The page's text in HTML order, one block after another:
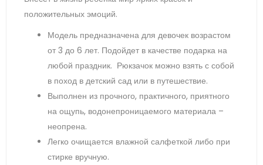
положительных эмоций.
Модель предназначена для девочек возрастом
от 3 до 6 лет. Подойдет в качестве подарка на
любой праздник. Рюкзачок можно взять с собой
в поход в детский сад или в путешествие.
Выполнен из прочного, практичного, приятного
на ощупь, водонепроницаемого материала –
неопрена.
Легко очищается влажной салфеткой либо при
стирке вручную.